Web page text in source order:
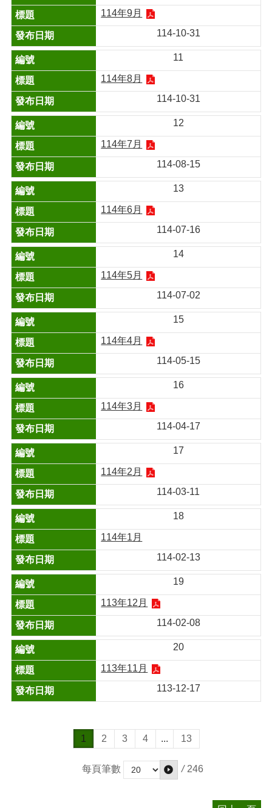
114年9月
114-10-31
11
114年8月
114-10-31
12
114年7月
114-08-15
13
114年6月
114-07-16
14
114年5月
114-07-02
15
114年4月
114-05-15
16
114年3月
114-04-17
17
114年2月
114-03-11
18
114年1月
114-02-13
19
113年12月
114-02-08
20
113年11月
113-12-17
1 2 3 4 ... 13
每頁筆數 / 246